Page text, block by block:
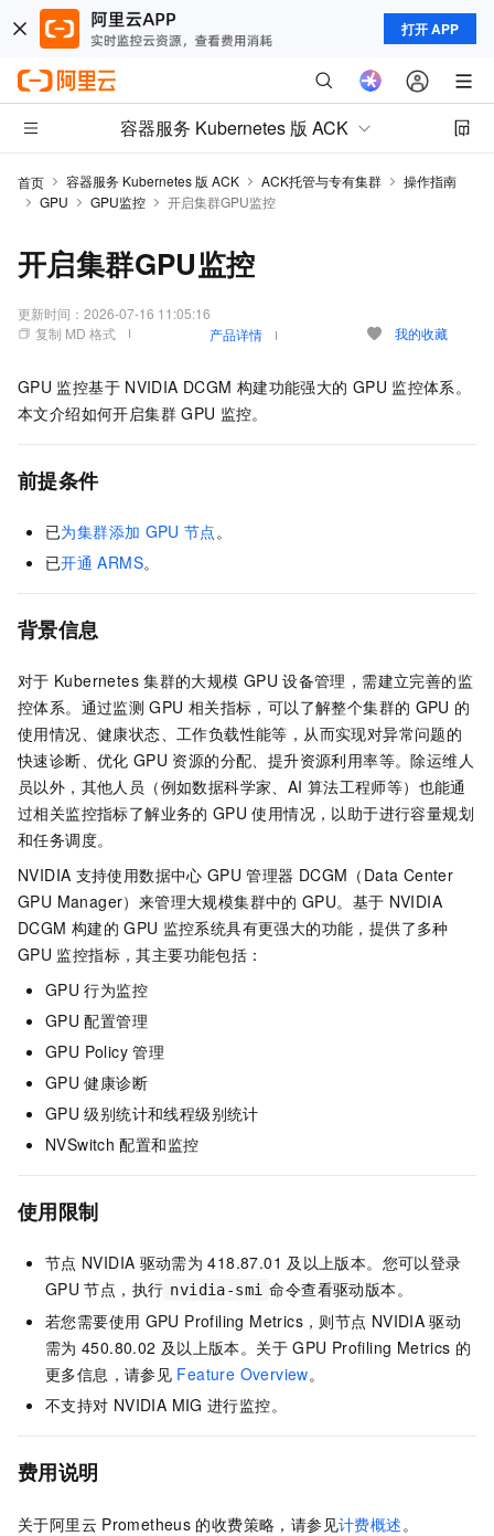
打开 APP
容器服务 Kubernetes 版 ACK
首页 容器服务 Kubernetes 版 ACK ACK托管与专有集群
操作指南
GPU
GPU监控 开启集群GPU监控
开启集群GPU监控
更新时间： 2026-07-16 11:05:16
复制 MD 格式
产品详情 我的收藏
GPU 监控基于 NVIDIA DCGM 构建功能强大的 GPU 监控体系。
本文介绍如何开启集群 GPU 监控。
前提条件
已为集群添加 GPU 节点。
已开通 ARMS。
背景信息
对于 Kubernetes 集群的大规模 GPU 设备管理，需建立完善的监
控体系。通过监测 GPU 相关指标，可以了解整个集群的 GPU 的
使用情况、健康状态、工作负载性能等，从而实现对异常问题的
快速诊断、优化 GPU 资源的分配、提升资源利用率等。除运维人
员以外，其他人员（例如数据科学家、AI 算法工程师等）也能通
过相关监控指标了解业务的 GPU 使用情况，以助于进行容量规划
和任务调度。
NVIDIA 支持使用数据中心 GPU 管理器 DCGM（Data Center
GPU Manager）来管理大规模集群中的 GPU。基于 NVIDIA
DCGM 构建的 GPU 监控系统具有更强大的功能，提供了多种
GPU 监控指标，其主要功能包括：
GPU 行为监控
GPU 配置管理
GPU Policy 管理
GPU 健康诊断
GPU 级别统计和线程级别统计
NVSwitch 配置和监控
使用限制
节点 NVIDIA 驱动需为 418.87.01 及以上版本。您可以登录
GPU 节点，执行 nvidia-smi 命令查看驱动版本。
若您需要使用 GPU Profiling Metrics，则节点 NVIDIA 驱动
需为 450.80.02 及以上版本。关于 GPU Profiling Metrics 的
更多信息，请参见 Feature Overview。
不支持对 NVIDIA MIG 进行监控。
费用说明
关于阿里云 Prometheus 的收费策略，请参见计费概述 。